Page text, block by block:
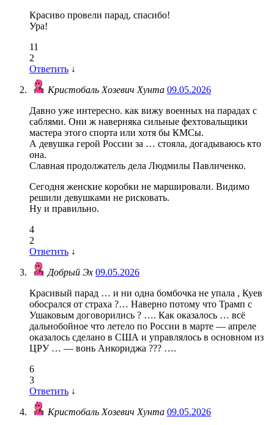
Красиво провели парад, спасибо!
Ура!
11
2
Ответить ↓
Кристобаль Хозевич Хунта 09.05.2026
Давно уже интересно. как вижу военных на парадах с
саблями. Они ж наверняка сильные фехтовальщики
мастера этого спорта или хотя бы КМСы.
А девушка герой России за … стояла, догадываюсь кто
она.
Славная продолжатель дела Людмилы Павличенко.
Сегодня женские коробки не маршировали. Видимо
решили девушками не рисковать.
Ну и правильно.
4
2
Ответить ↓
Добрый Эх 09.05.2026
Красивый парад … и ни одна бомбочка не упала , Куев
обосрался от страха ?… Наверно потому что Трамп с
Ушаковым договорились ? …. Как оказалось … всё
дальнобойное что летело по России в марте — апреле
оказалось сделано в США и управлялось в основном из
ЦРУ … — вонь Анкориджа ??? ….
6
3
Ответить ↓
Кристобаль Хозевич Хунта 09.05.2026